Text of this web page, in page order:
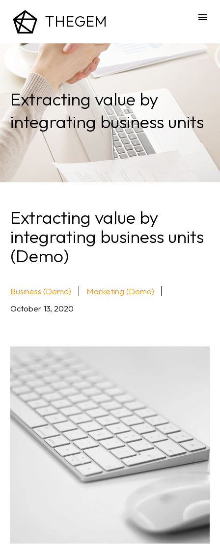
THEGEM
Extracting value by
integrating business units
Extracting value by
integrating business units
(Demo)
Business (Demo)
Marketing (Demo)
October 13, 2020